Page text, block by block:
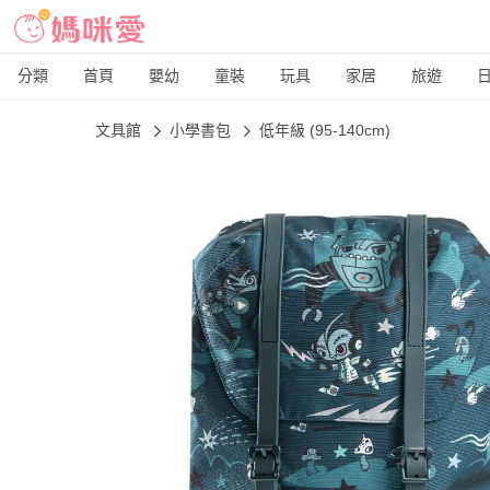
分類 首頁 嬰幼 童裝 玩具 家居 旅遊
文具館 小學書包 低年級 (95-140cm)